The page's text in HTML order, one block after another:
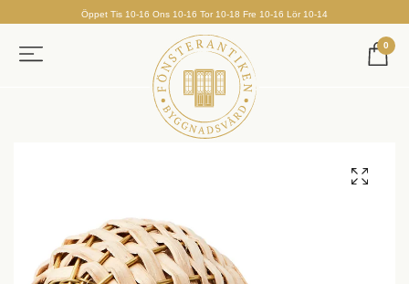
Öppet Tis 10-16 Ons 10-16 Tor 10-18 Fre 10-16 Lör 10-14
0